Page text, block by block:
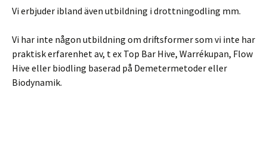
Vi erbjuder ibland även utbildning i drottningodling mm.
Vi har inte någon utbildning om driftsformer som vi inte har
praktisk erfarenhet av, t ex Top Bar Hive, Warrékupan, Flow
Hive eller biodling baserad på Demetermetoder eller
Biodynamik.